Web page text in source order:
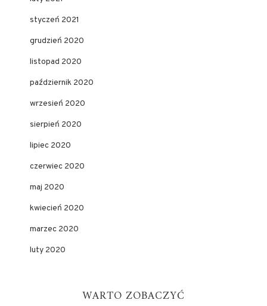
styczeń 2021
grudzień 2020
listopad 2020
październik 2020
wrzesień 2020
sierpień 2020
lipiec 2020
czerwiec 2020
maj 2020
kwiecień 2020
marzec 2020
luty 2020
WARTO ZOBACZYĆ